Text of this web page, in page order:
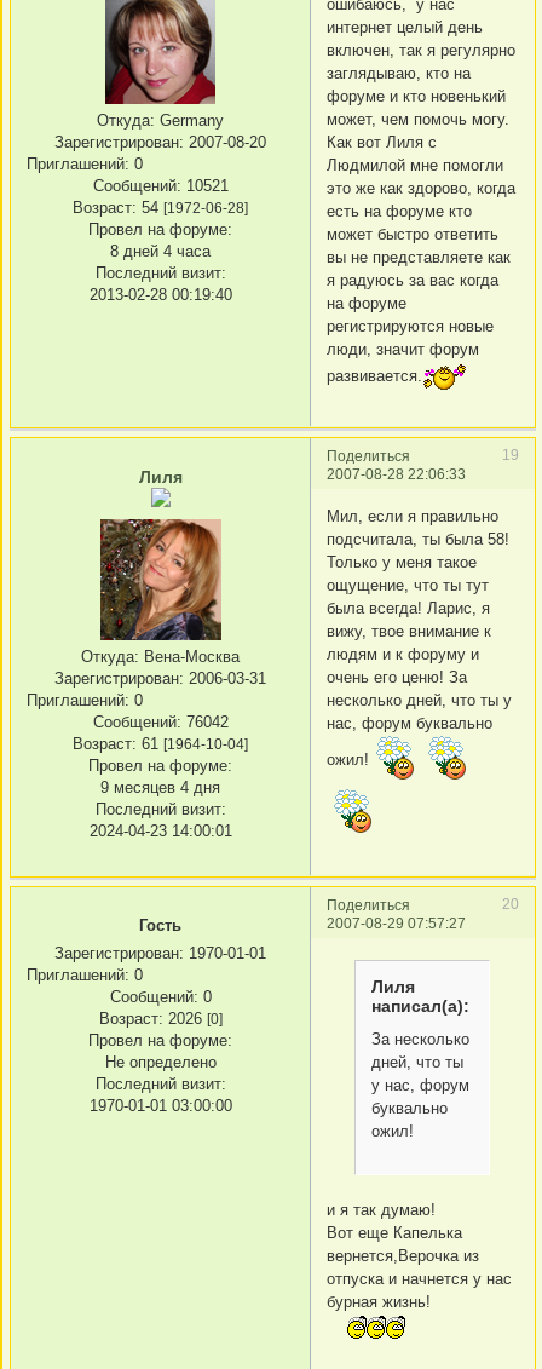
Откуда: Germany
Зарегистрирован: 2007-08-20
Приглашений: 0
Сообщений: 10521
Возраст: 54 [1972-06-28]
Провел на форуме:
8 дней 4 часа
Последний визит:
2013-02-28 00:19:40
ошибаюсь, у нас
интернет целый день
включен, так я регулярно
заглядываю, кто на
форуме и кто новенький
может, чем помочь могу.
Как вот Лиля с
Людмилой мне помогли
это же как здорово, когда
есть на форуме кто
может быстро ответить
вы не представляете как
я радуюсь за вас когда
на форуме
регистрируются новые
люди, значит форум
развивается.
Поделиться
19
2007-08-28 22:06:33
Лиля
Откуда: Вена-Москва
Зарегистрирован: 2006-03-31
Приглашений: 0
Сообщений: 76042
Возраст: 61 [1964-10-04]
Провел на форуме:
9 месяцев 4 дня
Последний визит:
2024-04-23 14:00:01
Мил, если я правильно
подсчитала, ты была 58!
Только у меня такое
ощущение, что ты тут
была всегда! Ларис, я
вижу, твое внимание к
людям и к форуму и
очень его ценю! За
несколько дней, что ты у
нас, форум буквально
ожил!
Поделиться
20
2007-08-29 07:57:27
Гость
Зарегистрирован: 1970-01-01
Приглашений: 0
Сообщений: 0
Возраст: 2026 [0]
Провел на форуме:
Не определено
Последний визит:
1970-01-01 03:00:00
Лиля
написал(а):
За несколько
дней, что ты
у нас, форум
буквально
ожил!
и я так думаю!
Вот еще Капелька
вернется,Верочка из
отпуска и начнется у нас
бурная жизнь!